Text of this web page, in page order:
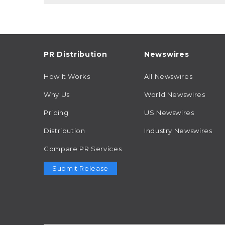
PR Distribution
How It Works
Why Us
Pricing
Distribution
Compare PR Services
Submit Release
Newswires
All Newswires
World Newswires
US Newswires
Industry Newswires